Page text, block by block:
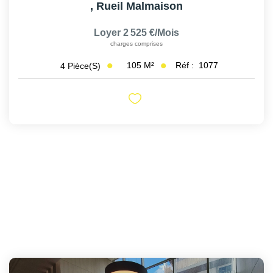
, Rueil Malmaison
Loyer 2 525 €/mois
charges comprises
4 Pièce(s) 105 M² Réf : 1077